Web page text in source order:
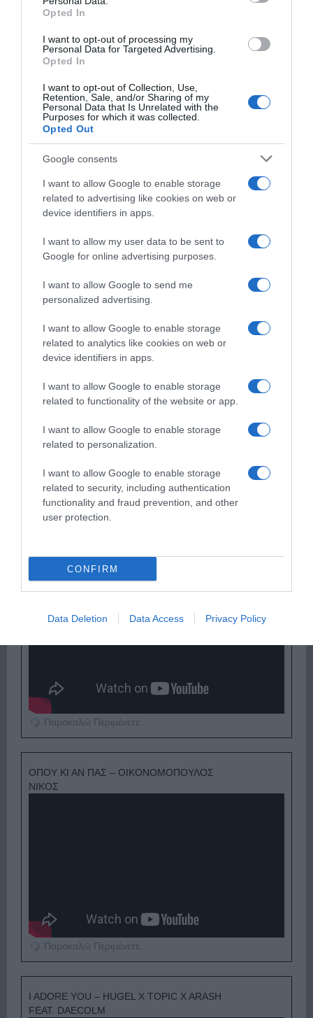
Opted In
I want to opt-out of processing my
Personal Data for Targeted Advertising.
Opted In
I want to opt-out of Collection, Use,
Retention, Sale, and/or Sharing of my
Personal Data that Is Unrelated with the
Purposes for which it was collected.
Opted Out
Google consents
I want to allow Google to enable storage
related to advertising like cookies on web or
device identifiers in apps.
I want to allow my user data to be sent to
Google for online advertising purposes.
I want to allow Google to send me
personalized advertising.
I want to allow Google to enable storage
related to analytics like cookies on web or
device identifiers in apps.
I want to allow Google to enable storage
related to functionality of the website or app.
I want to allow Google to enable storage
related to personalization.
I want to allow Google to enable storage
related to security, including authentication
functionality and fraud prevention, and other
user protection.
CONFIRM
Data Deletion Data Access Privacy Policy
Παρακαλώ Περιμένετε...
ΛΟΓΑΡΙΑΣΜΟΣ - ΛΙΟΛΙΟΥ ΚΑΤΕΡΙΝΑ
Παρακαλώ Περιμένετε...
ΔΕΥΤΕΡΑ – ΡΕΜΟΣ ΑΝΤΩΝΗΣ
ΕΞΑΙΡΕΣΗ – ΒΙΣΣΗ ΑΝΝΑ
Παρακαλώ Περιμένετε...
ΟΠΟΥ ΚΙ ΑΝ ΠΑΣ – ΟΙΚΟΝΟΜΟΠΟΥΛΟΣ
ΝΙΚΟΣ
Παρακαλώ Περιμένετε...
I ADORE YOU – HUGEL X TOPIC X ARASH
FEAT. DAECOLM